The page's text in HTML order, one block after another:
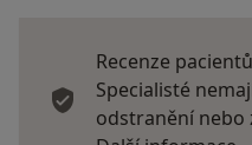
Recenze
Specialisté
odstranění nebo